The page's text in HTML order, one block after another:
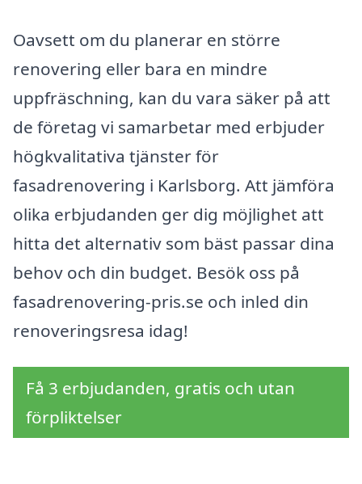
Oavsett om du planerar en större
renovering eller bara en mindre
uppfräschning, kan du vara säker på att
de företag vi samarbetar med erbjuder
högkvalitativa tjänster för
fasadrenovering i Karlsborg. Att jämföra
olika erbjudanden ger dig möjlighet att
hitta det alternativ som bäst passar dina
behov och din budget. Besök oss på
fasadrenovering-pris.se och inled din
renoveringsresa idag!
Få 3 erbjudanden, gratis och utan
förpliktelser